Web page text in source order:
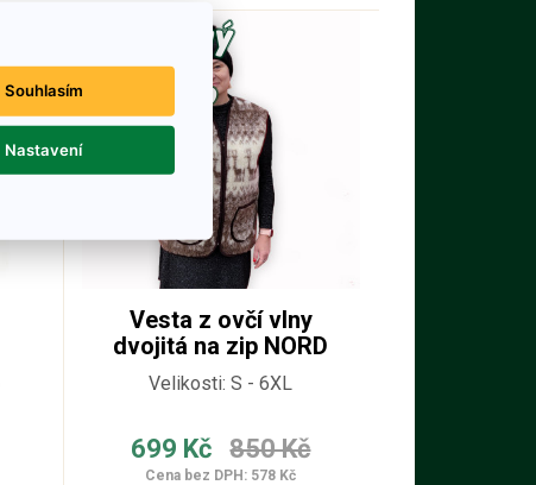
Vesta z ovčí vlny
dvojitá na zip NORD
Velikosti: S - 6XL
699 Kč 850 Kč
Cena bez DPH: 578 Kč
Souhlasím
Nastavení